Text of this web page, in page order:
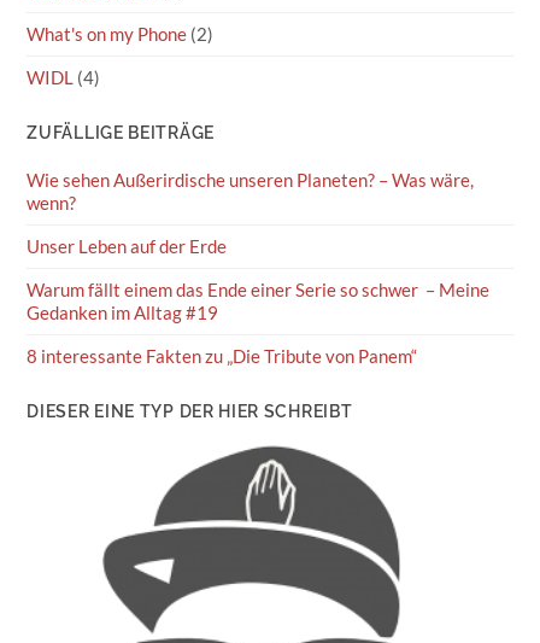
What's on my Phone (2)
WIDL (4)
ZUFÄLLIGE BEITRÄGE
Wie sehen Außerirdische unseren Planeten? – Was wäre,
wenn?
Unser Leben auf der Erde
Warum fällt einem das Ende einer Serie so schwer – Meine
Gedanken im Alltag #19
8 interessante Fakten zu „Die Tribute von Panem“
DIESER EINE TYP DER HIER SCHREIBT